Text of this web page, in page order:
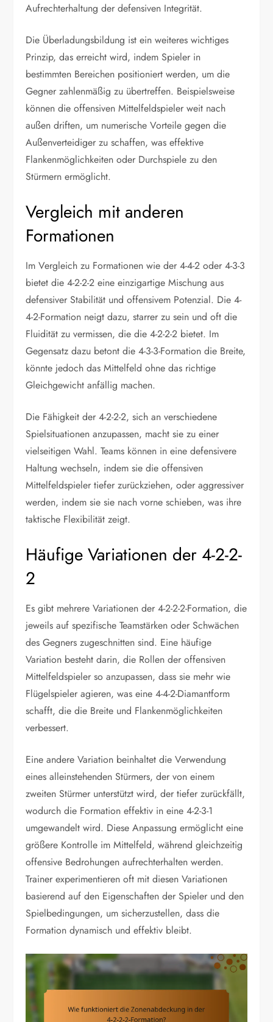
Aufrechterhaltung der defensiven Integrität.
Die Überladungsbildung ist ein weiteres wichtiges
Prinzip, das erreicht wird, indem Spieler in
bestimmten Bereichen positioniert werden, um die
Gegner zahlenmäßig zu übertreffen. Beispielsweise
können die offensiven Mittelfeldspieler weit nach
außen driften, um numerische Vorteile gegen die
Außenverteidiger zu schaffen, was effektive
Flankenmöglichkeiten oder Durchspiele zu den
Stürmern ermöglicht.
Vergleich mit anderen
Formationen
Im Vergleich zu Formationen wie der 4-4-2 oder 4-3-3
bietet die 4-2-2-2 eine einzigartige Mischung aus
defensiver Stabilität und offensivem Potenzial. Die 4-
4-2-Formation neigt dazu, starrer zu sein und oft die
Fluidität zu vermissen, die die 4-2-2-2 bietet. Im
Gegensatz dazu betont die 4-3-3-Formation die Breite,
könnte jedoch das Mittelfeld ohne das richtige
Gleichgewicht anfällig machen.
Die Fähigkeit der 4-2-2-2, sich an verschiedene
Spielsituationen anzupassen, macht sie zu einer
vielseitigen Wahl. Teams können in eine defensivere
Haltung wechseln, indem sie die offensiven
Mittelfeldspieler tiefer zurückziehen, oder aggressiver
werden, indem sie sie nach vorne schieben, was ihre
taktische Flexibilität zeigt.
Häufige Variationen der 4-2-2-
2
Es gibt mehrere Variationen der 4-2-2-2-Formation, die
jeweils auf spezifische Teamstärken oder Schwächen
des Gegners zugeschnitten sind. Eine häufige
Variation besteht darin, die Rollen der offensiven
Mittelfeldspieler so anzupassen, dass sie mehr wie
Flügelspieler agieren, was eine 4-4-2-Diamantform
schafft, die die Breite und Flankenmöglichkeiten
verbessert.
Eine andere Variation beinhaltet die Verwendung
eines alleinstehenden Stürmers, der von einem
zweiten Stürmer unterstützt wird, der tiefer zurückfällt,
wodurch die Formation effektiv in eine 4-2-3-1
umgewandelt wird. Diese Anpassung ermöglicht eine
größere Kontrolle im Mittelfeld, während gleichzeitig
offensive Bedrohungen aufrechterhalten werden.
Trainer experimentieren oft mit diesen Variationen
basierend auf den Eigenschaften der Spieler und den
Spielbedingungen, um sicherzustellen, dass die
Formation dynamisch und effektiv bleibt.